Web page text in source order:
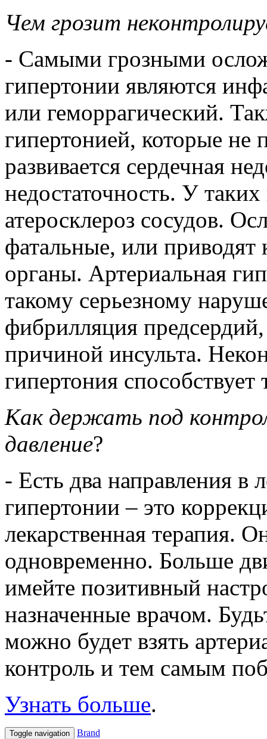
Чем грозит
- Самыми грозными
гипертонии являются
или геморрагический.
гипертонией, которые не
развивается сердечная
недостаточность. У
атеросклероз сосудов.
фатальные, или приводят
органы. Артериальная
такому серьезному
фибрилляция
причиной инсульта.
гипертония
Как держать под
давление?
- Есть два направления в
гипертонии – это
лекарственная терапия.
одновременно. Больше
имейте позитивный
назначенные врачом.
можно будет взять
контроль и тем самым
Узнать больше.
Toggle navigation Brand